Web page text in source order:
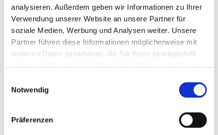
analysieren. Außerdem geben wir Informationen zu Ihrer
Verwendung unserer Website an unsere Partner für
soziale Medien, Werbung und Analysen weiter. Unsere
Partner führen diese Informationen möglicherweise mit
weiteren Daten zusammen, die Sie ihnen bereitgestellt
Notwendig
Präferenzen
4251314728449